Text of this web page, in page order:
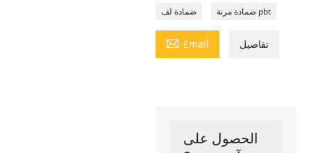
ضمادة لف ضمادة مرنة pbt
 Email تفاصيل
الحصول على